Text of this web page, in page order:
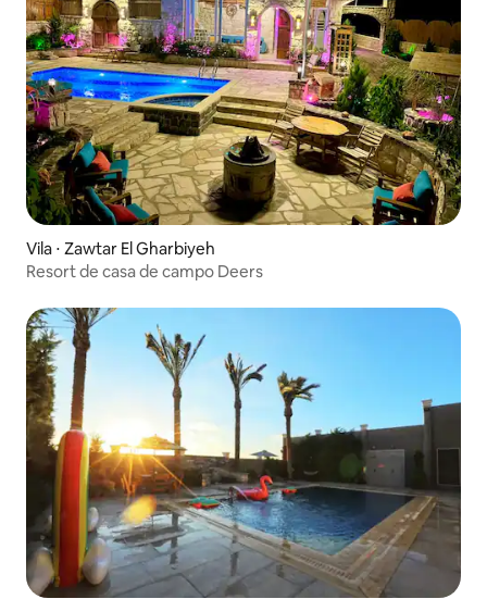
Vila ⋅ Zawtar El Gharbiyeh
Resort de casa de campo Deers